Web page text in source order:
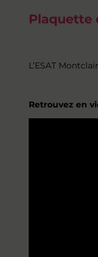
Plaquette
L’ESAT
Retrouvez en